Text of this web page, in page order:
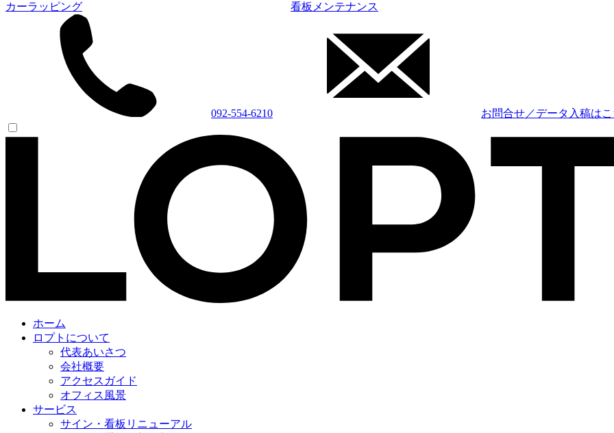
カーラッピング 看板メンテナンス
092-554-6210 お問合せ／データ入稿は
ホーム
ロプトについて
代表あいさつ
会社概要
アクセスガイド
オフィス風景
サービス
サイン・看板リニューアル